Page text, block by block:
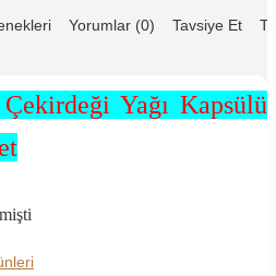
Yorumlar (0) Tavsiye Et
Yağı Kapsülü